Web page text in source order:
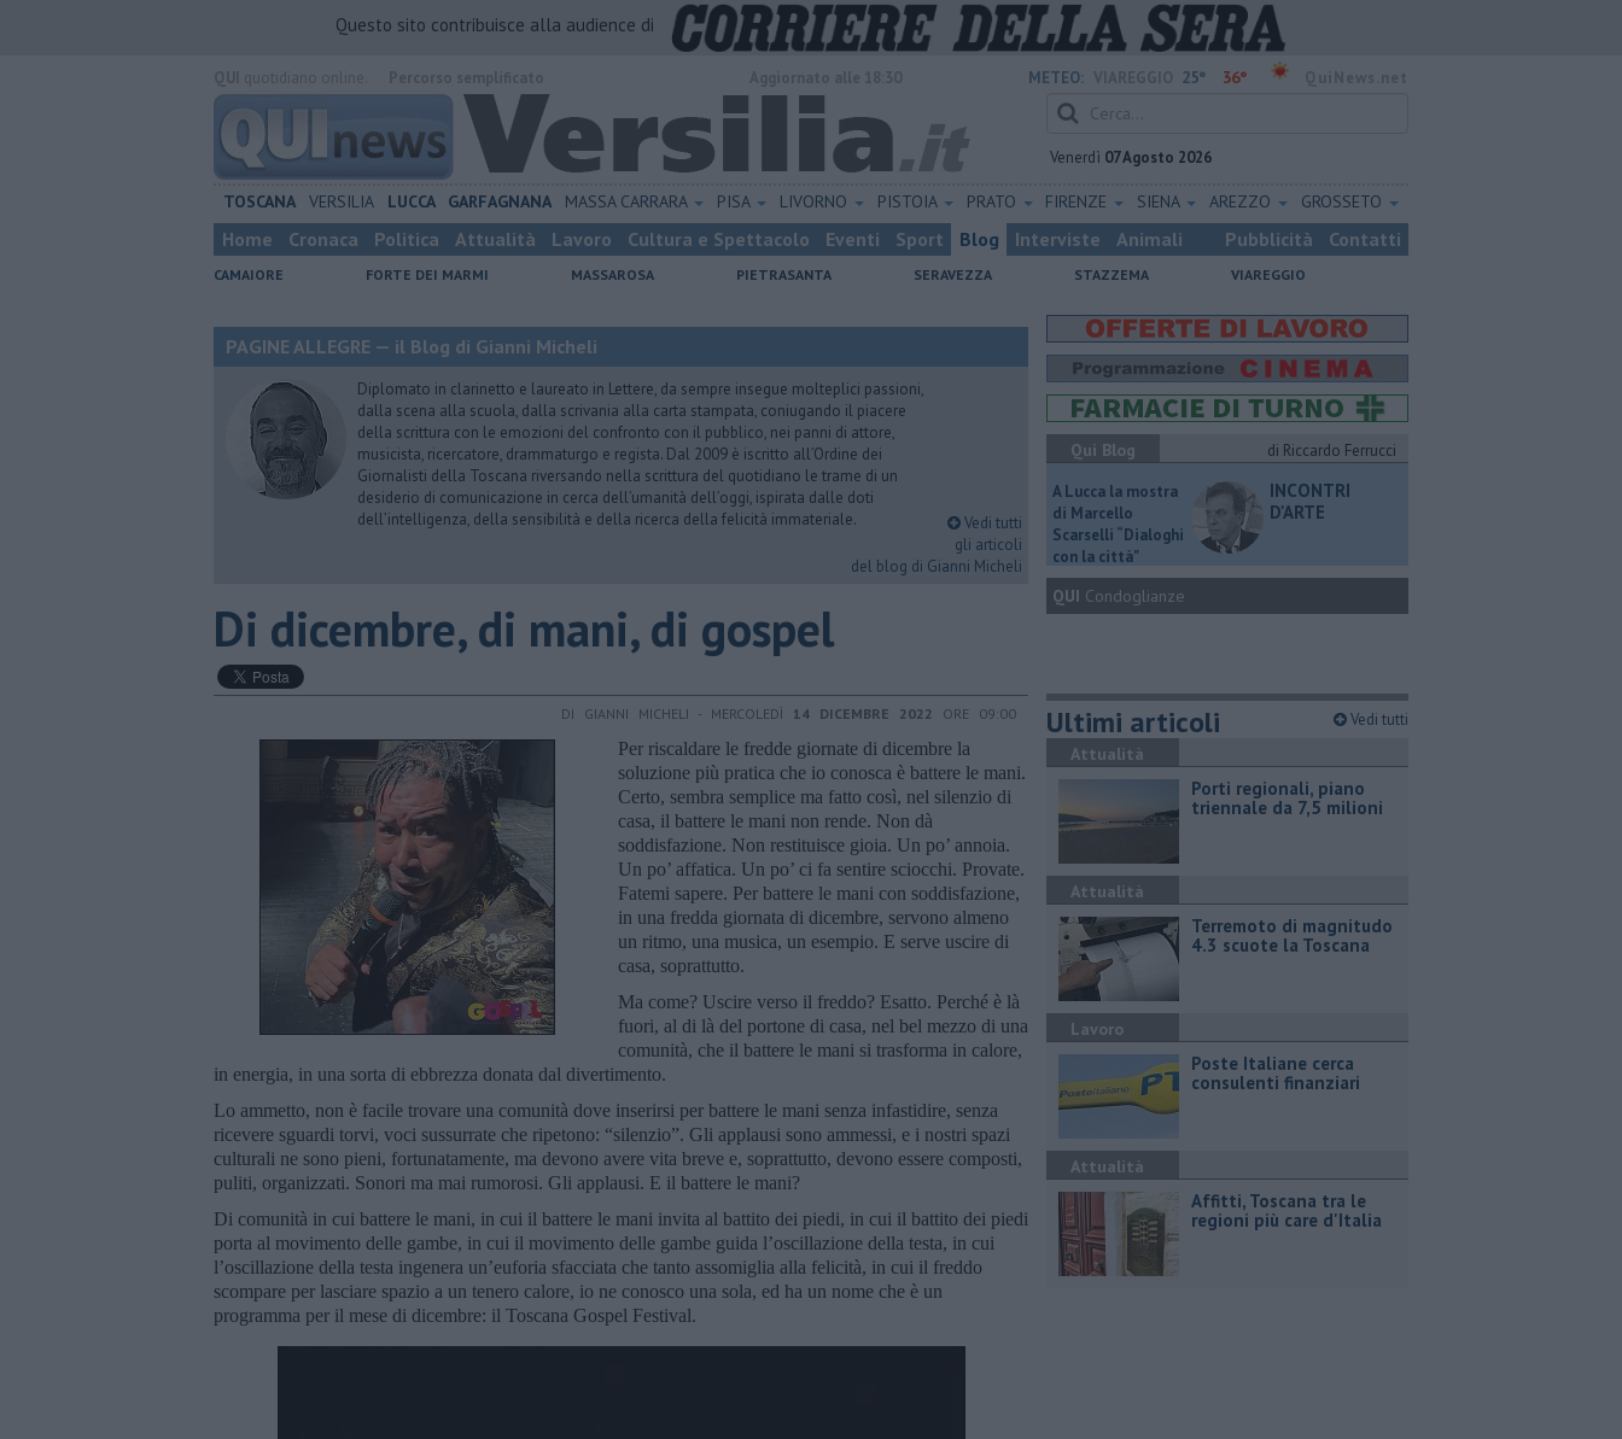
Questo sito contribuisce alla audience di
METEO: 25° 36°
Venerdì 07 Agosto 2026
TOSCANA VERSILIA LUCCA GARFAGNANA MASSA CARRARA PISA LIVORNO PISTOIA PRATO FIRENZE SIENA AREZZO GROSSETO
Home Cronaca Politica Attualità Lavoro Cultura e Spettacolo Eventi Sport Blog Interviste Animali Pubblicità Contatti
CAMAIORE FORTE DEI MARMI MASSAROSA PIETRASANTA SERAVEZZA STAZZEMA VIAREGGIO
PAGINE ALLEGRE — il Blog di Gianni Micheli
Diplomato in clarinetto e laureato in Lettere, da sempre insegue molteplici passioni,
dalla scena alla scuola, dalla scrivania alla carta stampata, coniugando il piacere
della scrittura con le emozioni del confronto con il pubblico, nei panni di attore,
musicista, ricercatore, drammaturgo e regista. Dal 2009 è iscritto all’Ordine dei
Giornalisti della Toscana riversando nella scrittura del quotidiano le trame di un
desiderio di comunicazione in cerca dell’umanità dell’oggi, ispirata dalle doti
dell’intelligenza, della sensibilità e della ricerca della felicità immateriale.
Vedi tutti
gli articoli
del blog di Gianni Micheli
​Di dicembre, di mani, di gospel
DI GIANNI MICHELI - MERCOLEDÌ 14 DICEMBRE 2022 ORE 09:00
Per riscaldare le fredde giornate di dicembre la
soluzione più pratica che io conosca è battere le mani.
Certo, sembra semplice ma fatto così, nel silenzio di
casa, il battere le mani non rende. Non dà
soddisfazione. Non restituisce gioia. Un po’ annoia.
Un po’ affatica. Un po’ ci fa sentire sciocchi. Provate.
Fatemi sapere. Per battere le mani con soddisfazione,
in una fredda giornata di dicembre, servono almeno
un ritmo, una musica, un esempio. E serve uscire di
casa, soprattutto.
Ma come? Uscire verso il freddo? Esatto. Perché è là
fuori, al di là del portone di casa, nel bel mezzo di una
comunità, che il battere le mani si trasforma in calore,
in energia, in una sorta di ebbrezza donata dal divertimento.
Lo ammetto, non è facile trovare una comunità dove inserirsi per battere le mani senza infastidire, senza
ricevere sguardi torvi, voci sussurrate che ripetono: “silenzio”. Gli applausi sono ammessi, e i nostri spazi
culturali ne sono pieni, fortunatamente, ma devono avere vita breve e, soprattutto, devono essere composti,
puliti, organizzati. Sonori ma mai rumorosi. Gli applausi. E il battere le mani?
Di comunità in cui battere le mani, in cui il battere le mani invita al battito dei piedi, in cui il battito dei piedi
porta al movimento delle gambe, in cui il movimento delle gambe guida l’oscillazione della testa, in cui
l’oscillazione della testa ingenera un’euforia sfacciata che tanto assomiglia alla felicità, in cui il freddo
scompare per lasciare spazio a un tenero calore, io ne conosco una sola, ed ha un nome che è un
programma per il mese di dicembre: il Toscana Gospel Festival.
Qui Blog
di Riccardo Ferrucci
A Lucca la mostra
di Marcello
Scarselli “Dialoghi
con la città"
INCONTRI
D'ARTE
QUI Condoglianze
Ultimi articoli Vedi tutti
Attualità
Porti regionali, piano
triennale da 7,5 milioni
Attualità
Terremoto di magnitudo
4.3 scuote la Toscana
Lavoro
Poste Italiane cerca
consulenti finanziari
Attualità
Affitti, Toscana tra le
regioni più care d'Italia